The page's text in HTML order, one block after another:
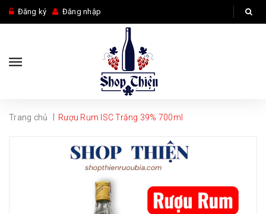
Đăng ký Đăng nhập
Trang chủ Rượu Rum ISC Trắng 39% 700ml